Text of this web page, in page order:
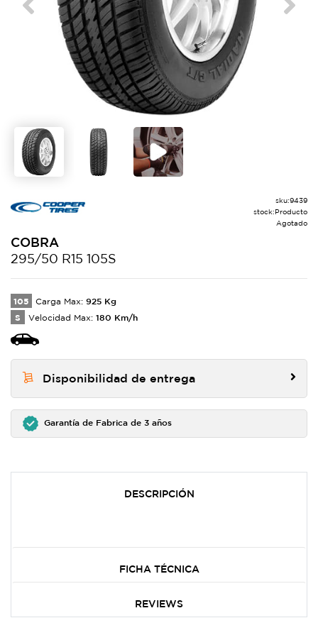
Previous Next
sku:9439
stock:Producto
Agotado
COBRA
295/50 R15 105S
105 Carga Max: 925 Kg
S Velocidad Max: 180 Km/h
Disponibilidad de entrega
Garantía de Fabrica de 3 años
DESCRIPCIÓN
FICHA TÉCNICA
REVIEWS